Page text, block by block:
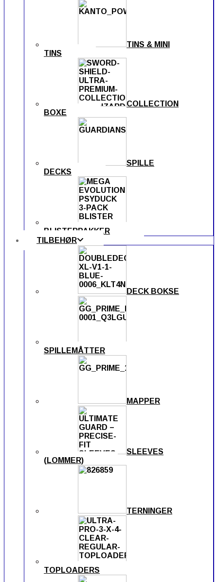
TINS & MINI
TINS
COLLECTION
BOXE
SPILLE
DECKS
BLISTERPAKKER
TILBEHØR
DECK BOKSE
SPILLEMÅTTER
MAPPER
SLEEVES
(LOMMER)
TERNINGER
TOPLOADERS